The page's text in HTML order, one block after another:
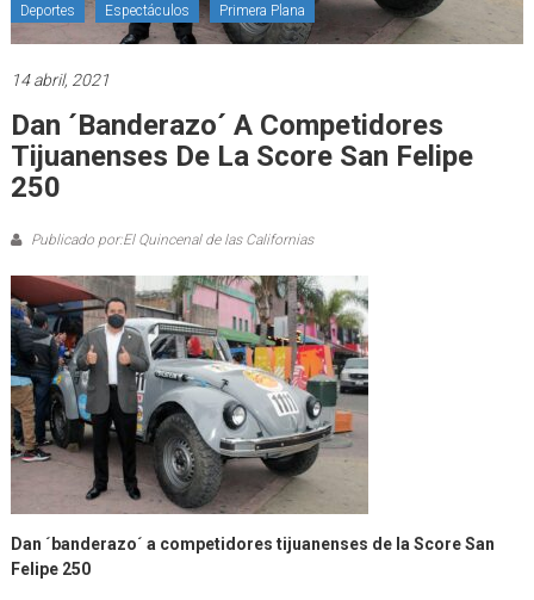
Deportes Espectáculos Primera Plana
14 abril, 2021
Dan ´banderazo´ A Competidores
Tijuanenses De La Score San Felipe
250
Publicado por:El Quincenal de las Californias
Dan ´banderazo´ a competidores tijuanenses de la Score San
Felipe 250